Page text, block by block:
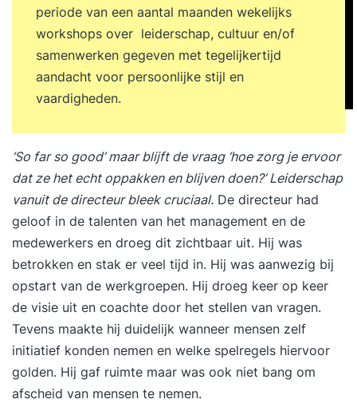
groeien of om zeep te helpen de structuur van
een creatief denkproces hoe je van een ‘wild’ idee
een verrassend uitvoerbaar idee maakt Hierdoor
krijg je krachtige tools in handen die je creatieve
denkkracht vergroten om te allen tijde op nieuwe,
en hoe je deze verder kunt ontwikkelen en in kunt
zetten. Niet alleen in je werk, maar ook op andere
situaties die ‘vast’ zitten. Je probleemoplossend
vermogen vergroot en je bent in staat om altijd
en overal buiten de geldende kaders te denken.
Deelnemers passen het geleerde direct toe op
hun eigen praktijkcases, zodat iedereen aan het
einde van de dag met praktisch uitvoerbare
nieuwe ideeën naar huis gaat. Voor wie? Voor
iedereen die weleens ‘vast’ zit in een standaard
manier van denken en dit wil doorbreken. Voor
managers die een creatiever klimaat willen. Voor
periode van een aantal maanden wekelijks
workshops over leiderschap, cultuur en/of
samenwerken gegeven met tegelijkertijd
aandacht voor persoonlijke stijl en
vaardigheden.
‘So far so good’ maar blijft de vraag ‘hoe zorg je ervoor
dat ze het echt oppakken en blijven doen?’ Leiderschap
vanuit de directeur bleek cruciaal. De directeur had
geloof in de talenten van het management en de
medewerkers en droeg dit zichtbaar uit. Hij was
betrokken en stak er veel tijd in. Hij was aanwezig bij
opstart van de werkgroepen. Hij droeg keer op keer
de visie uit en coachte door het stellen van vragen.
Tevens maakte hij duidelijk wanneer mensen zelf
initiatief konden nemen en welke spelregels hiervoor
golden. Hij gaf ruimte maar was ook niet bang om
afscheid van mensen te nemen.